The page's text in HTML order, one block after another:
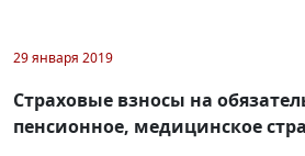
29 января 2019
Страховые взносы на
пенсионное, медицинское